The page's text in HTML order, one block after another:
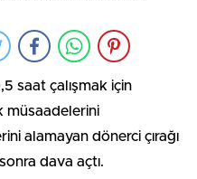
saat çalışmak için
müsaadelerini
alamayan dönerci çırağı
dava açtı.